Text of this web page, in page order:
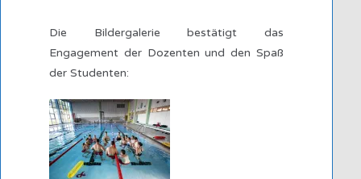
Die Bildergalerie bestätigt das
Engagement der Dozenten und den Spaß
der Studenten: